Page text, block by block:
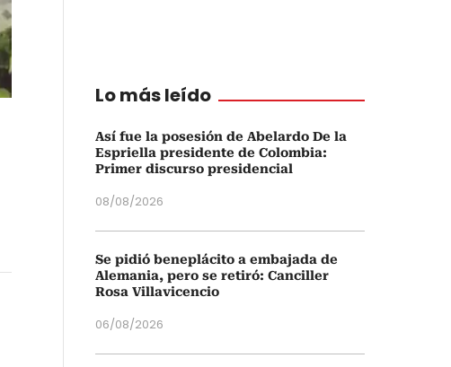
Lo más leído
Así fue la posesión de Abelardo De la
Espriella presidente de Colombia:
Primer discurso presidencial
08/08/2026
Se pidió beneplácito a embajada de
Alemania, pero se retiró: Canciller
Rosa Villavicencio
06/08/2026